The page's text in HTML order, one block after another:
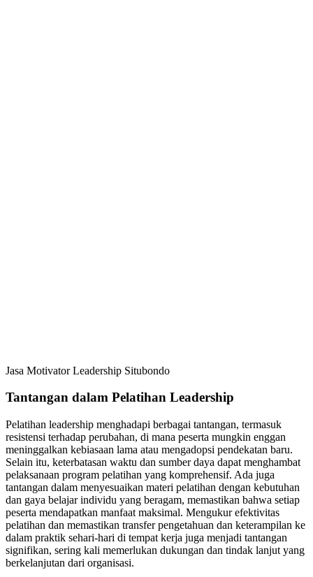
Jasa Motivator Leadership Situbondo
Tantangan dalam Pelatihan Leadership
Pelatihan leadership menghadapi berbagai tantangan, termasuk
resistensi terhadap perubahan, di mana peserta mungkin enggan
meninggalkan kebiasaan lama atau mengadopsi pendekatan baru.
Selain itu, keterbatasan waktu dan sumber daya dapat menghambat
pelaksanaan program pelatihan yang komprehensif. Ada juga
tantangan dalam menyesuaikan materi pelatihan dengan kebutuhan
dan gaya belajar individu yang beragam, memastikan bahwa setiap
peserta mendapatkan manfaat maksimal. Mengukur efektivitas
pelatihan dan memastikan transfer pengetahuan dan keterampilan ke
dalam praktik sehari-hari di tempat kerja juga menjadi tantangan
signifikan, sering kali memerlukan dukungan dan tindak lanjut yang
berkelanjutan dari organisasi.